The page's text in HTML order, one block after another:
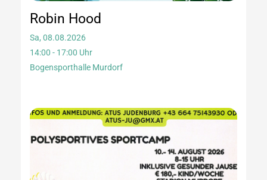
Robin Hood
Sa, 08.08.2026
14:00 - 17:00 Uhr
Bogensporthalle Murdorf